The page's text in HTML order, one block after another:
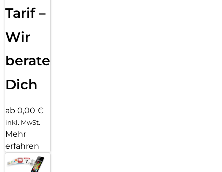
griffbereit halten möchten – ohne Kompromisse bei
Komfort oder Ästhetik.
Tarif –
Wir
beraten
Dich
ab 0,00 €
inkl. MwSt.
Mehr
erfahren